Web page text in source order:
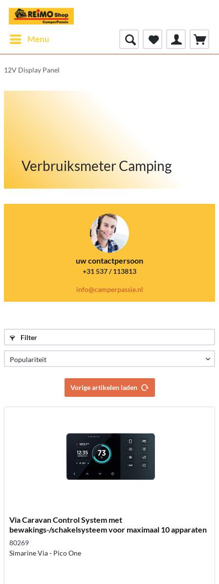
Menu
12V Display Panel
Verbruiksmeter Camping
uw contactpersoon
+31 537 / 113813
info@camperpassie.nl
Filter
Vorige artikelen laden
Via Caravan Control System met
bewakings-/schakelsysteem voor maximaal 10 apparaten
80269
Simarine Via - Pico One